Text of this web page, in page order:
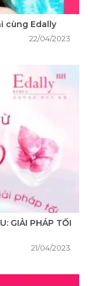
cùng Edally
22/04/2023
GIẢI PHÁP TỐI
21/04/2023